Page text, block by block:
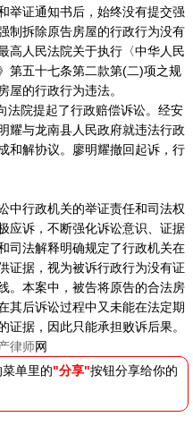
举证通知书后，始终没有提交强
制拆除原告房屋的行政行为没有
高人民法院关于执行〈中华人民
第五十七条第二款第(二)项之规
屋的行政行为违法。
法院提起了行政赔偿诉讼。经安
耀与龙南县人民政府就违法行政
和解协议。廖明耀撤回起诉，行
中行政机关的举证责任和司法权
应诉，不断强化诉讼意识、证据
司法解释明确规定了行政机关在
证据，视为被诉行政行为没有证
。本案中，被告将原告的合法房
其后诉讼过程中又未能在法定期
证据，因此只能承担败诉后果。
律师网
单里的"分享"按钮分享给你的